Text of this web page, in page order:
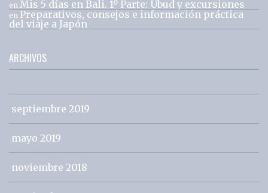
en Mis 5 días en Bali. 1º Parte: Ubud y excursiones
en Preparativos, consejos e información práctica
del viaje a Japón
ARCHIVOS
septiembre 2019
mayo 2019
noviembre 2018